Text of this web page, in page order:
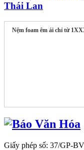
Thái Lan
Nệm foam êm ái chỉ từ
Giấy phép số: 37/GP-